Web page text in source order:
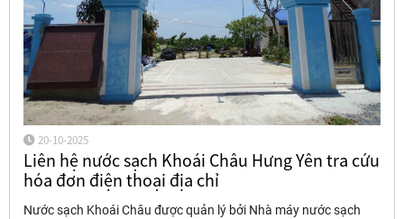
20-10-2025
Liên hệ nước sạch Khoái Châu Hưng Yên tra cứu
hóa đơn điện thoại địa chỉ
Nước sạch Khoái Châu được quản lý bởi Nhà máy nước sạch